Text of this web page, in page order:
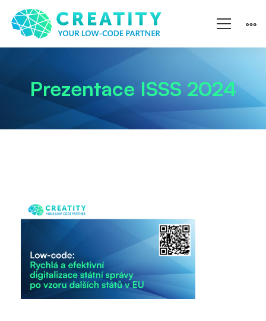
Prezentace ISSS 2024
Prezentace
ISSS
2024